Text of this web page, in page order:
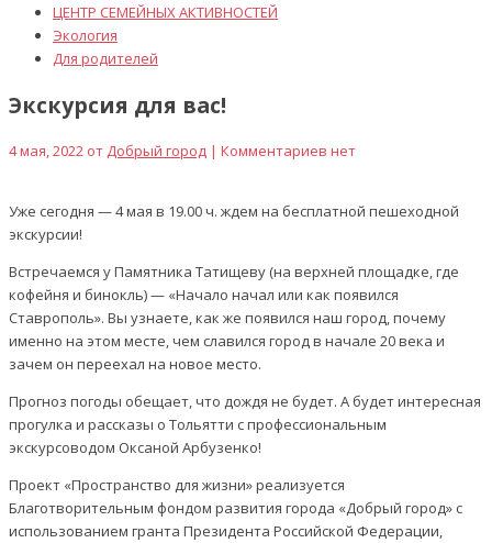
ЦЕНТР СЕМЕЙНЫХ АКТИВНОСТЕЙ
Экология
Для родителей
Экскурсия для вас!
4 мая, 2022 от Добрый город | Комментариев нет
Уже сегодня — 4 мая в 19.00 ч. ждем на бесплатной пешеходной
экскурсии!
Встречаемся у Памятника Татищеву (на верхней площадке, где
кофейня и бинокль) — «Начало начал или как появился
Ставрополь». Вы узнаете, как же появился наш город, почему
именно на этом месте, чем славился город в начале 20 века и
зачем он переехал на новое место.
Прогноз погоды обещает, что дождя не будет. А будет интересная
прогулка и рассказы о Тольятти с профессиональным
экскурсоводом Оксаной Арбузенко!
Проект «Пространство для жизни» реализуется
Благотворительным фондом развития города «Добрый город» с
использованием гранта Президента Российской Федерации,